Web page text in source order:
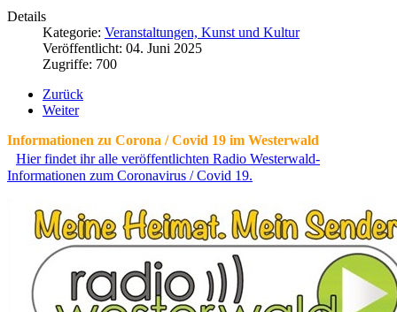
Details
Kategorie: Veranstaltungen, Kunst und Kultur
Veröffentlicht: 04. Juni 2025
Zugriffe: 700
Zurück
Weiter
Informationen zu Corona / Covid 19 im Westerwald
Hier findet ihr alle veröffentlichten Radio Westerwald-
Informationen zum Coronavirus / Covid 19.